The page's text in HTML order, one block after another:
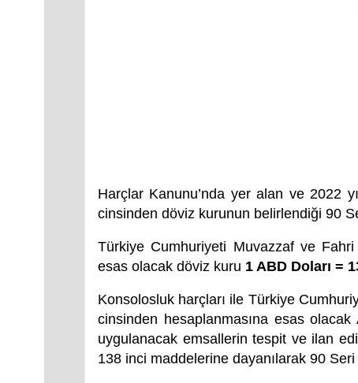
Harçlar Kanunu’nda yer alan ve 2022
cinsinden döviz kurunun belirlendiği 90
Türkiye Cumhuriyeti Muvazzaf ve Fahri
esas olacak döviz kuru 1 ABD Doları =
Konsolosluk harçları ile Türkiye
cinsinden hesaplanmasına esas
uygulanacak emsallerin tespit ve ilan
138 inci maddelerine dayanılarak 90